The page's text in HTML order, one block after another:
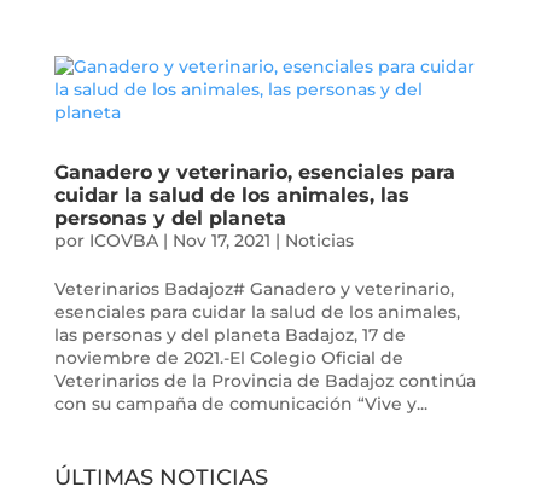
Ganadero y veterinario, esenciales para
cuidar la salud de los animales, las
personas y del planeta
por ICOVBA| Nov 17, 2021 | Noticias
Veterinarios Badajoz# Ganadero y veterinario,
esenciales para cuidar la salud de los animales,
las personas y del planeta Badajoz, 17 de
noviembre de 2021.-El Colegio Oficial de
Veterinarios de la Provincia de Badajoz continúa
con su campaña de comunicación “Vive y...
ÚLTIMAS NOTICIAS